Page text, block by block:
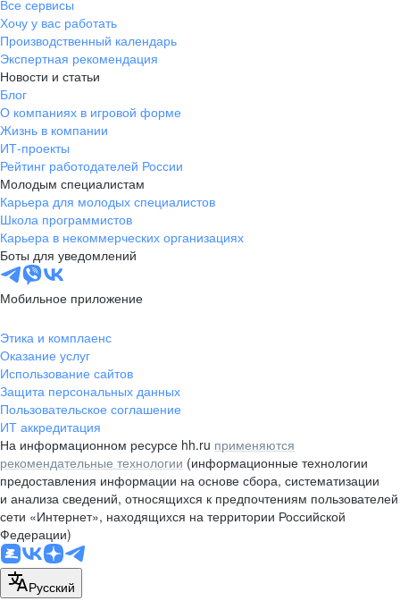
пер. Ланинский д. 4, офис 3.4
+7 423 202-33-28
pr@dv.hh.ru
Новосибирск
ул. Большевистская, д. 35,
помещение 21
+7 383 207-94-64
pr@nsk.hh.ru
Минск
пр-т Дзержинского, д. 57,
10 этаж, помещение 45-1
pr@rabota.by
Алматы
пр. Абая, д. 151, БЦ Алатау,
12 этаж, офис 1209
+7 727 232-13-13
pr@headhunter.com.kz
Все сервисы
Хочу у вас работать
Производственный календарь
Экспертная рекомендация
Новости и статьи
Блог
О компаниях в игровой форме
Жизнь в компании
ИТ-проекты
Рейтинг работодателей России
Молодым специалистам
Карьера для молодых специалистов
Школа программистов
Карьера в некоммерческих организациях
Боты для уведомлений
Мобильное приложение
Этика и комплаенс
Оказание услуг
Использование сайтов
Защита персональных данных
Пользовательское соглашение
ИТ аккредитация
На информационном ресурсе hh.ru применяются
рекомендательные технологии (информационные технологии
предоставления информации на основе сбора, систематизации
и анализа сведений, относящихся к предпочтениям пользователей
сети «Интернет», находящихся на территории Российской
Федерации)
Русский